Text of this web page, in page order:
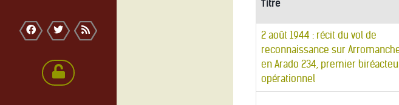
Titre
2 août 1944 : récit du vol de
reconnaissance sur
en Arado 234, premier
opérationnel